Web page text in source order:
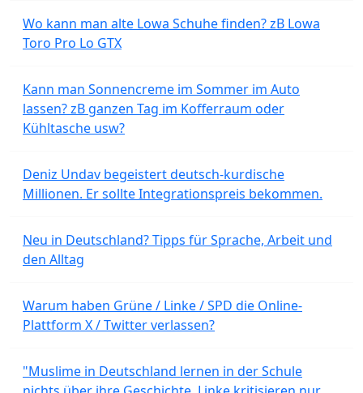
Wo kann man alte Lowa Schuhe finden? zB Lowa
Toro Pro Lo GTX
Kann man Sonnencreme im Sommer im Auto
lassen? zB ganzen Tag im Kofferraum oder
Kühltasche usw?
Deniz Undav begeistert deutsch-kurdische
Millionen. Er sollte Integrationspreis bekommen.
Neu in Deutschland? Tipps für Sprache, Arbeit und
den Alltag
Warum haben Grüne / Linke / SPD die Online-
Plattform X / Twitter verlassen?
"Muslime in Deutschland lernen in der Schule